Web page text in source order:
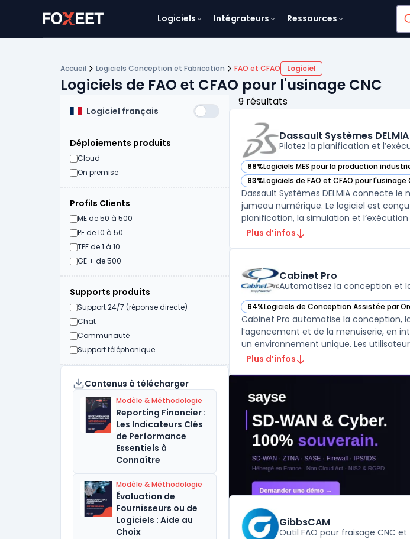
Logiciels Intégrateurs Ressources
Accueil Logiciels Conception et Fabrication FAO et CFAO Logiciel
Logiciels de FAO et CFAO pour l'usinage CNC
Logiciel français
Déploiements produits
Cloud
On premise
Profils Clients
ME de 50 à 500
PE de 10 à 50
TPE de 1 à 10
GE + de 500
Supports produits
Support 24/7 (réponse directe)
Chat
Communauté
Support téléphonique
Contenus à télécharger
Modèle & Méthodologie
Reporting Financier :
Les Indicateurs Clés
de Performance
Essentiels à
Connaître
Modèle & Méthodologie
Évaluation de
Fournisseurs ou de
Logiciels : Aide au
Choix
9 résultats
Dassault Systèmes DELMIA
Pilotez la planification et
88%Logiciels MES pour la production
— voir Dassault Systèmes DELMIA dans
83%Logiciels de FAO et CFAO pour l'usinage
— voir Dassault Systèmes DELMIA dans
Dassault Systèmes DELMIA connecte
jumeau numérique. Le logiciel est
planification, la simulation et
Plus d’infos
Cabinet Pro
Automatisez la conception et
64%Logiciels de Conception Assistée par
— voir Cabinet Pro dans cette catégorie
Cabinet Pro automatise la conception,
l’agencement et de la menuiserie, en
Plus d’infos
GibbsCAM
Outil FAO pour fraisage CNC